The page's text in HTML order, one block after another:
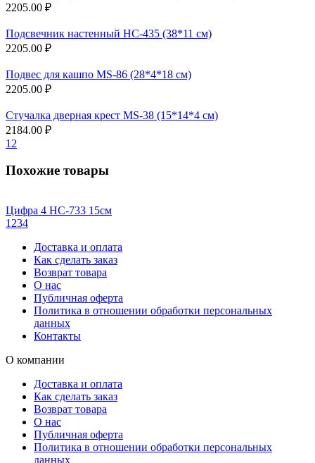
2205.00 ₽
Подсвечник настенный НС-435 (38*11 см)
2205.00 ₽
Подвес для кашпо MS-86 (28*4*18 см)
2205.00 ₽
Стучалка дверная крест MS-38 (15*14*4 см)
2184.00 ₽
1 2
Похожие товары
Цифра 4 НС-733 15см
1 234
Доставка и оплата
Как сделать заказ
Возврат товара
О нас
Публичная оферта
Политика в отношении обработки персональных
данных
Контакты
О компании
Доставка и оплата
Как сделать заказ
Возврат товара
О нас
Публичная оферта
Политика в отношении обработки персональных
данных